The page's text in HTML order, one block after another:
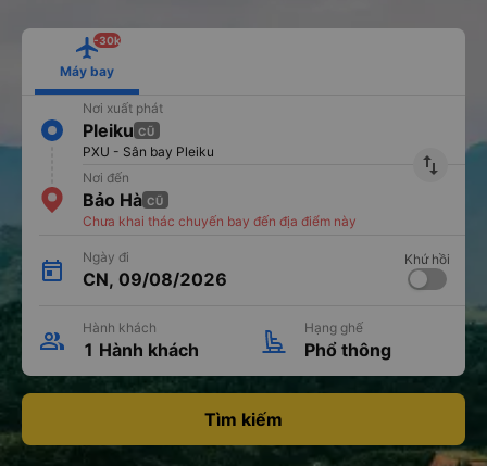
Máy bay
-30k
Nơi xuất phát
Pleiku CŨ
PXU - Sân bay Pleiku
import_export
Nơi đến
Bảo Hà CŨ
Chưa khai thác chuyến bay đến địa điểm này
Ngày đi
CN, 09/08/2026
Khứ hồi
Hành khách
1 Hành khách
Hạng ghế
Phổ thông
Tìm kiếm